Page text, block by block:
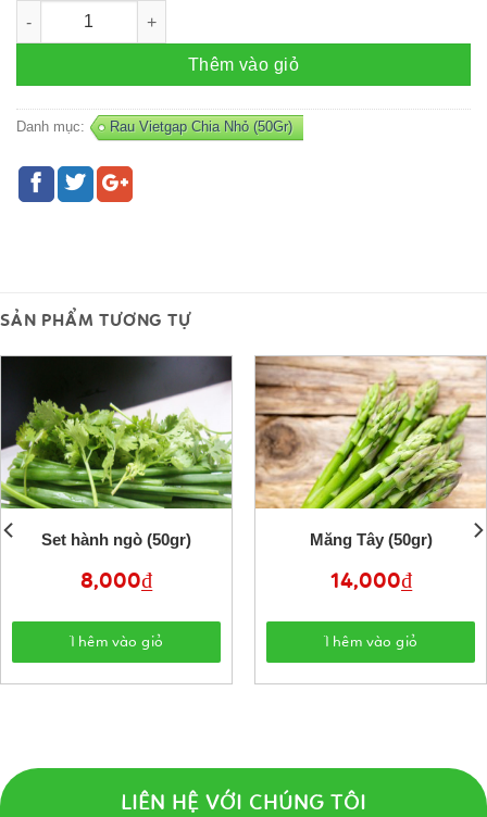
Rau Đay ( Gói 50 gr ) số lượng
Thêm vào giỏ
Danh mục: Rau Vietgap Chia Nhỏ (50Gr)
SẢN PHẨM TƯƠNG TỰ
Set hành ngò (50gr)
8,000₫
Thêm vào giỏ
Măng Tây (50gr)
14,000₫
Thêm vào giỏ
LIÊN HỆ VỚI CHÚNG TÔI